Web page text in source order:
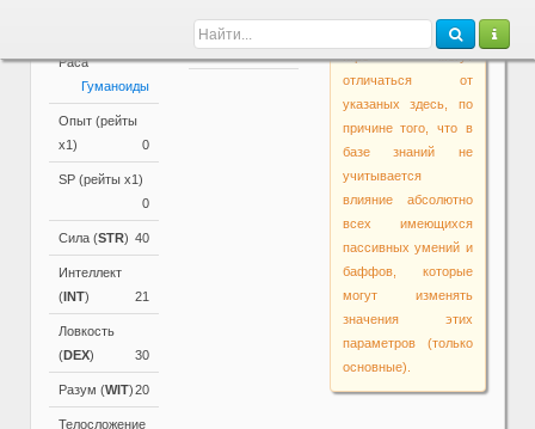
Раса
Гуманоиды
Опыт (рейты
х1)
0
SP (рейты х1)
0
Сила (STR) 40
Интеллект
(INT) 21
Ловкость
(DEX) 30
Разум (WIT)20
Телосложение
умения
Гуманоиды
параметры в самой
игре могут
отличаться от
указаных здесь, по
причине того, что в
базе знаний не
учитывается
влияние абсолютно
всех имеющихся
пассивных умений и
баффов, которые
могут изменять
значения этих
параметров (только
основные).